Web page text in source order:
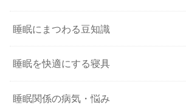
睡眠にまつわる豆知識
睡眠を快適にする寝具
睡眠関係の病気・悩み